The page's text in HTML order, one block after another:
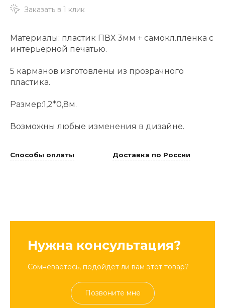
Заказать в 1 клик
Материалы: пластик ПВХ 3мм + самокл.пленка с
интерьерной печатью.
5 карманов изготовлены из прозрачного
пластика.
Размер:1,2*0,8м.
Возможны любые изменения в дизайне.
Способы оплаты Доставка по России
Нужна консультация?
Сомневаетесь, подойдет ли вам этот товар?
Позвоните мне